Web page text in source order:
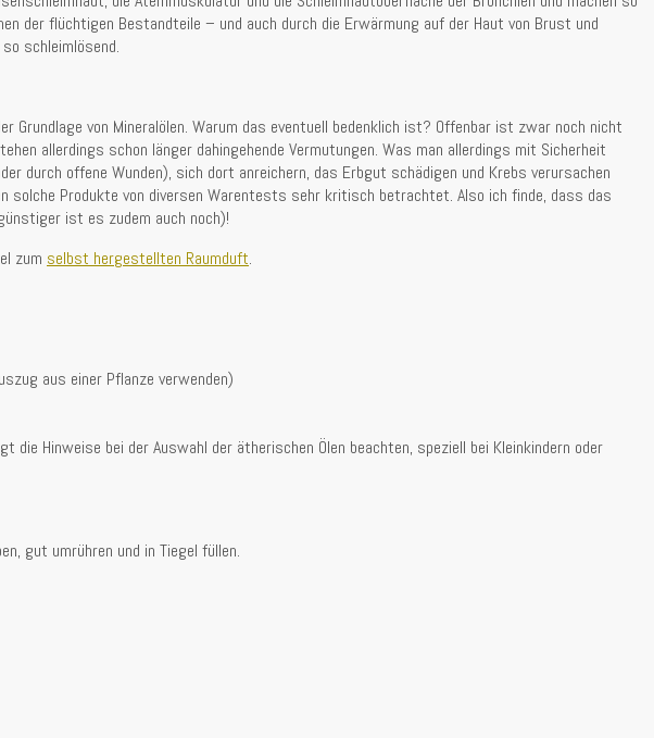
der flüchtigen Bestandteile – und auch durch die Erwärmung auf der Haut von Brust und
schleimlösend.
von Mineralölen. Warum das eventuell bedenklich ist? Offenbar ist zwar noch nicht
allerdings schon länger dahingehende Vermutungen. Was man allerdings mit Sicherheit
durch offene Wunden), sich dort anreichern, das Erbgut schädigen und Krebs verursachen
solche Produkte von diversen Warentests sehr kritisch betrachtet. Also ich finde, dass das
ist es zudem auch noch)!
zum selbst hergestellten Raumduft.
aus einer Pflanze verwenden)
Hinweise bei der Auswahl der ätherischen Ölen beachten, speziell bei Kleinkindern oder
gut umrühren und in Tiegel füllen.